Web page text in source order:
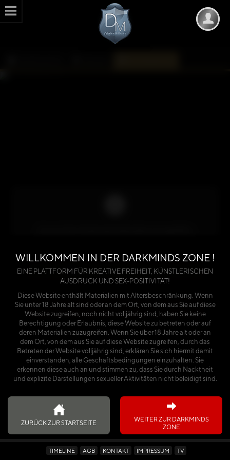
Über die Seite anmelden
Ich habe den Kalender käuflich erworben
WILLKOMMEN IN DER DARKMINDS ZONE !
EINE PLATTFORM FÜR KREATIVE FREIHEIT, KÜNSTLERISCHEN
AUSDRUCK UND SEX-POSITIVITÄT!
Diese Website enthält Materialien mit Altersbeschränkung. Wenn
Sie unter 18 Jahre alt sind oder an dem Ort, von dem aus Sie auf diese
Website zugreifen, noch nicht volljährig sind, haben Sie keine
Berechtigung oder Erlaubnis, diese Website zu betreten oder auf
deren Materialien zuzugreifen. Wenn Sie über 18 Jahre alt oder an
dem Ort, von dem aus Sie auf diese Website zugreifen, durch das
Betreten der Website volljährig sind, erklären Sie sich hiermit damit
einverstanden, alle Geschäftsbedingungen einzuhalten. Sie
erkennen diese auch an und stimmen zu, dass Sie durch Nacktheit
und explizite Darstellungen sexueller Aktivitäten nicht beleidigt sind.
ZURÜCK ZUR STARTSEITE
WEITER ZUR DARKMINDS
ZONE
TIMELINE AGB KONTAKT IMPRESSUM TV